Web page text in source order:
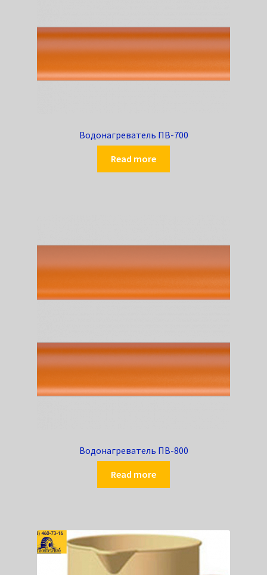
Водонагреватель ПВ-700
Read more
Водонагреватель ПВ-800
Read more